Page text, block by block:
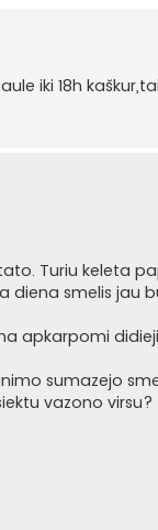
iki 18h
Turiu keleta
smelis jau
apkarpomi
sumazejo
vazono virsu?